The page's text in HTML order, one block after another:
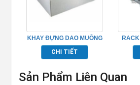
KHAY ĐỰNG DAO MUỖNG
NĨA 6 NGĂN
CHI TIẾT
Sản Phẩm Liên Quan